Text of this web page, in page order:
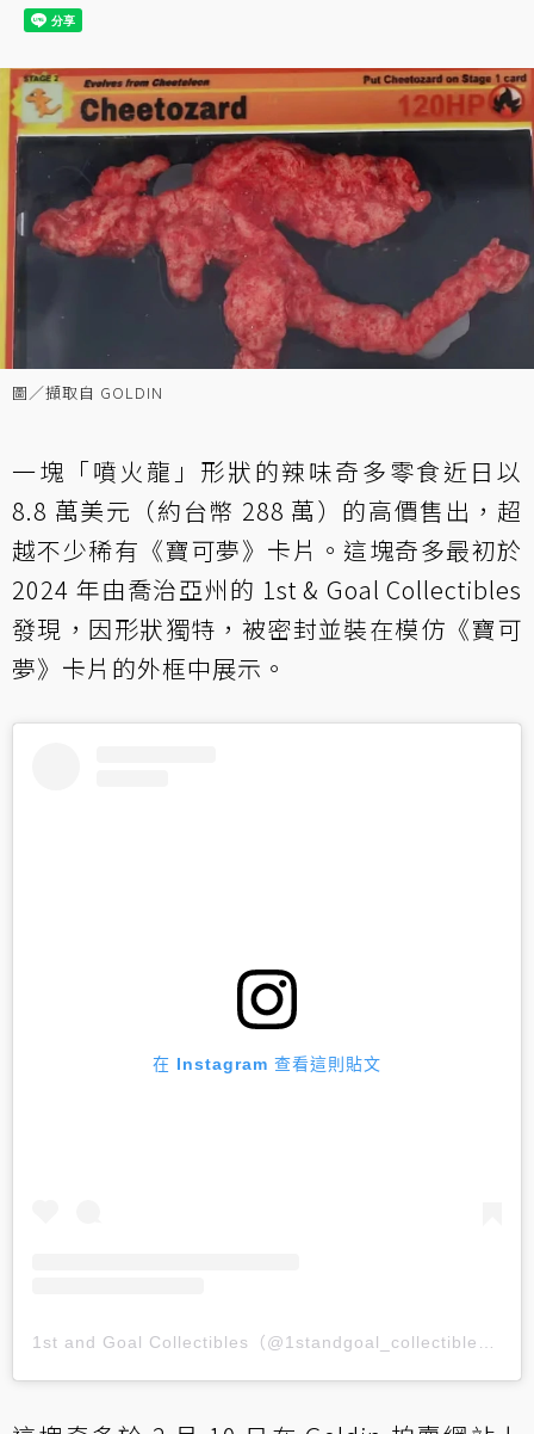
圖／擷取自 GOLDIN
一塊「噴火龍」形狀的辣味奇多零食近日以
8.8 萬美元（約台幣 288 萬）的高價售出，超
越不少稀有《寶可夢》卡片。這塊奇多最初於
2024 年由喬治亞州的 1st & Goal Collectibles
發現，因形狀獨特，被密封並裝在模仿《寶可
夢》卡片的外框中展示。
在 Instagram 查看這則貼文